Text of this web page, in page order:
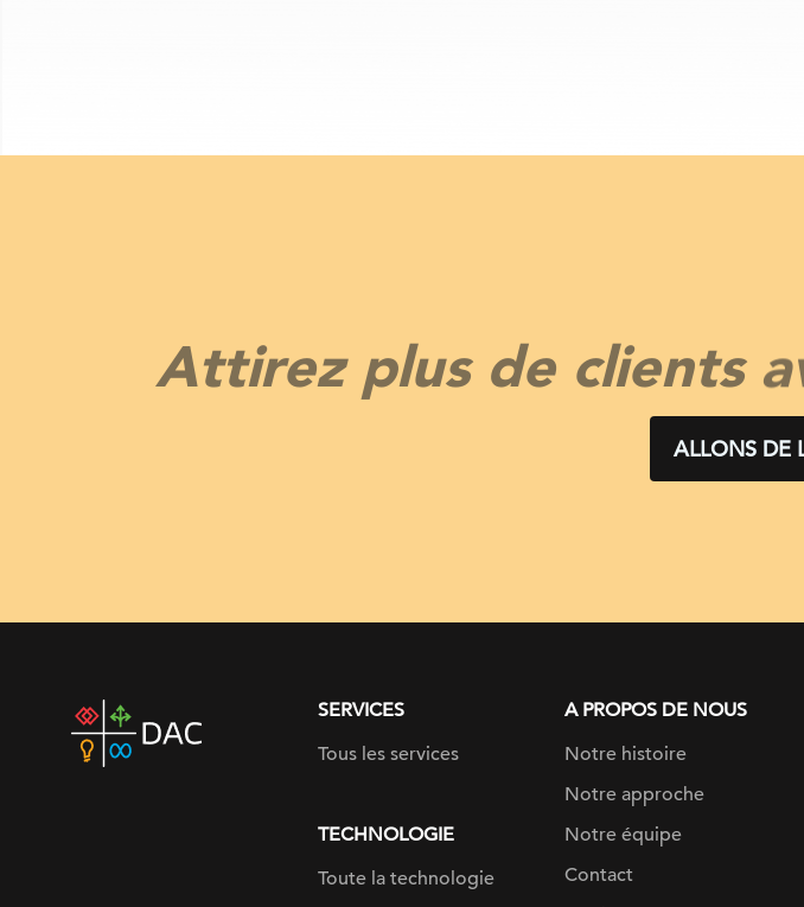
Attirez plus de clients
ALLONS DE
DAC
home
SERVICES
Tous les services
TECHNOLOGIE
Toute la technologie
A PROPOS DE NOUS
Notre histoire
Notre approche
Notre équipe
Contact